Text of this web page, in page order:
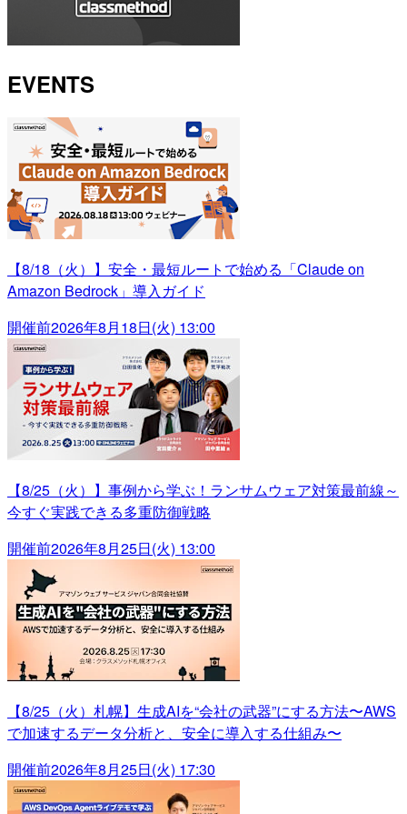
EVENTS
【8/18（火）】安全・最短ルートで始める「Claude on
Amazon Bedrock」導入ガイド
開催前2026年8月18日(火) 13:00
【8/25（火）】事例から学ぶ！ランサムウェア対策最前線～
今すぐ実践できる多重防御戦略
開催前2026年8月25日(火) 13:00
【8/25（火）札幌】生成AIを“会社の武器”にする方法〜AWS
で加速するデータ分析と、安全に導入する仕組み〜
開催前2026年8月25日(火) 17:30